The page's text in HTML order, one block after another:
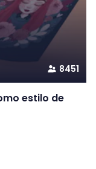
8451
estilo de